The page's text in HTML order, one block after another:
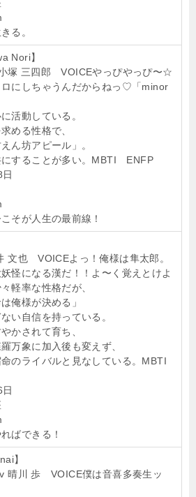
る。
Nori】
塚 三四郎 VOICEやっぴやっぴ〜☆
ロにしちゃうんだからねっ♡「minor
活動している。
める性格で、
ん坊アピール」。
にすることが多い。MBTI ENFP
そが人生の最前線！
文也 VOICEよっ！俺様は隼太郎。
怪になる漢だ！！よ〜く覚えとけよ
軽率な性格だが、
俺様が決める」
い自信を持っている。
かされて育ち、
万象に加入後も変えず、
のライバルと見なしている。MBTI
ばできる！
】
晴川 歩 VOICE僕は音喜多奏生ッ